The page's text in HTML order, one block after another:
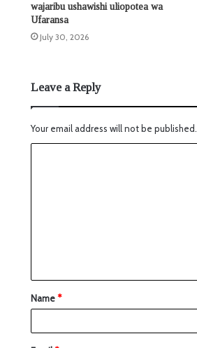
wajaribu ushawishi uliopotea wa
Ufaransa
July 30, 2026
Leave a Reply
Your email address will not be published.
Name*